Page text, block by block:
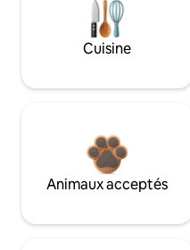
Cuisine
Animaux acceptés